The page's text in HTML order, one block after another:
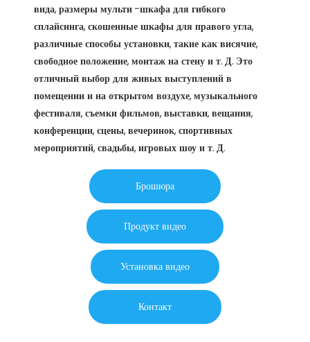
вида, размеры мульти -шкафа для гибкого
сплайсинга, скошенные шкафы для правого угла,
различные способы установки, такие как висячие,
свободное положение, монтаж на стену и т. Д. Это
отличный выбор для живых выступлений в
помещении и на открытом воздухе, музыкального
фестиваля, съемки фильмов, выставки, вещания,
конференции, сцены, вечеринок, спортивных
мероприятий, свадьбы, игровых шоу и т. Д.
Брошюра
Продукт видео
Установка видео
Контакт